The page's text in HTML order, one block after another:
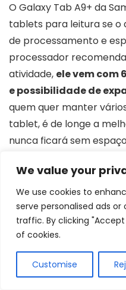
We value your
We use cookies to
serve personalised ads
traffic. By clicking
of cookies.
Customise
O Galaxy Tab A9+ da
tablets para leitura se o
de processamento e
processador
atividade, ele vem com
e possibilidade de
quem quer manter
tablet, é de longe a
nunca ficará sem
É também um tablet
interesse em
provido pela
para alto-falantes,
uma qualidade sonora
desempenho ótimo na
recomendado para